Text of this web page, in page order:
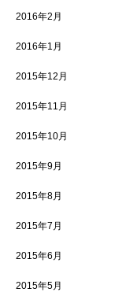
2016年2月
2016年1月
2015年12月
2015年11月
2015年10月
2015年9月
2015年8月
2015年7月
2015年6月
2015年5月